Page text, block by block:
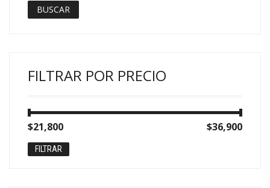
BUSCAR
FILTRAR POR PRECIO
Precio
mínimo
Precio
máximo
FILTRAR
$21,800 $36,900